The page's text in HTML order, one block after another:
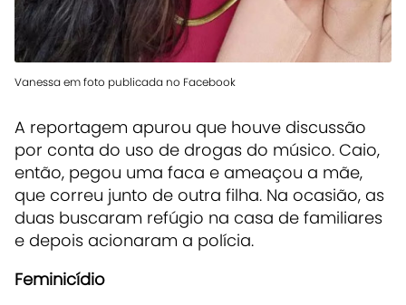
Vanessa em foto publicada no Facebook
A reportagem apurou que houve discussão
por conta do uso de drogas do músico. Caio,
então, pegou uma faca e ameaçou a mãe,
que correu junto de outra filha. Na ocasião, as
duas buscaram refúgio na casa de familiares
e depois acionaram a polícia.
Feminicídio